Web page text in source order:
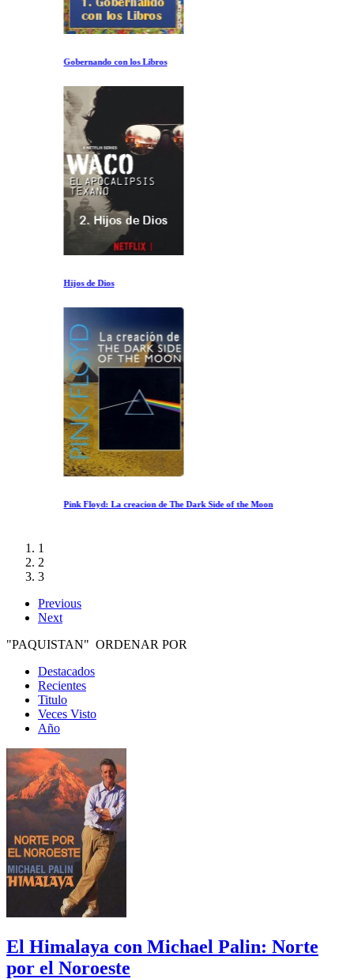
Gobernando con los Libros
Hijos de Dios
Pink Floyd: La creacion de The Dark Side of the Moon
1
2
3
Previous
Next
"PAQUISTAN" ORDENAR POR
Destacados
Recientes
Titulo
Veces Visto
Año
El Himalaya con Michael Palin: Norte
por el Noroeste